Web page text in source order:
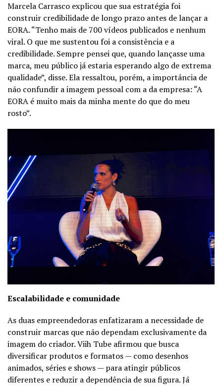
Marcela Carrasco explicou que sua estratégia foi
construir credibilidade de longo prazo antes de lançar a
EORA. “Tenho mais de 700 vídeos publicados e nenhum
viral. O que me sustentou foi a consistência e a
credibilidade. Sempre pensei que, quando lançasse uma
marca, meu público já estaria esperando algo de extrema
qualidade”, disse. Ela ressaltou, porém, a importância de
não confundir a imagem pessoal com a da empresa: “A
EORA é muito mais da minha mente do que do meu
rosto”.
Escalabilidade e comunidade
As duas empreendedoras enfatizaram a necessidade de
construir marcas que não dependam exclusivamente da
imagem do criador. Viih Tube afirmou que busca
diversificar produtos e formatos — como desenhos
animados, séries e shows — para atingir públicos
diferentes e reduzir a dependência de sua figura. Já